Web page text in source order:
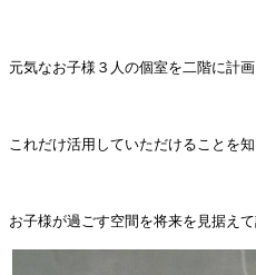
元気なお子様３人の個室を二階に計
これだけ活用していただけることを
お子様が過ごす空間を将来を見据え